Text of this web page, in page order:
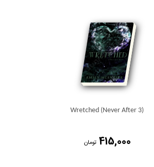
Wretched (Never After 3)
415,000 تومان